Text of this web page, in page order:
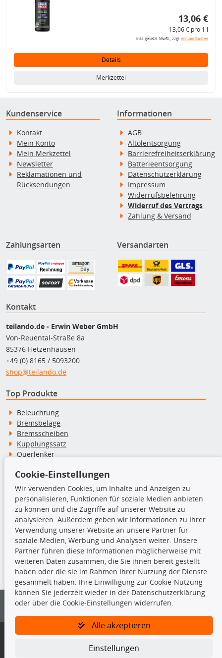
13,06 €
13,06 € pro 1 l
inkl. gesetzl. MwSt., zzgl.Versandkosten
Details
Merkzettel
Kundenservice
Kontakt
Mein Konto
Mein Merkzettel
Newsletter
Reklamationen und
Rücksendungen
Informationen
AGB
Altölentsorgung
Barrierefreiheitserklärung
Batterieentsorgung
Datenschutzerklärung
Impressum
Widerrufsbelehrung
Widerruf des Vertrags
Zahlung & Versand
Zahlungsarten Versandarten
Kontakt
teilando.de - Erwin Weber GmbH
Von-Reuental-Straße 8a
85376 Hetzenhausen
+49 (0) 8165 / 5093200
shop@teilando.de
Top Produkte
Beleuchtung
Bremsbeläge
Bremsscheiben
Kupplungssatz
Querlenker
Stoßdämpfer
TecDoc Inside
Die hier angezeigten Daten insbesondere die gesamte Datenbank dürfen
nicht kopiert werden.
Es ist zu unterlassen, die Daten oder die gesamte Datenbank ohne
vorherige Zustimmung von TecDoc zu vervielfältigen, zu verbreiten
und/oder diese Handlungen durch Dritte ausführen zu lassen. Ein
Bitte prüfen Sie, ob das über unseren Onlineshop identifizierte Ersatzteil
Gegebenenfalls sind ergänzende Informationen notwendig, um
Cookie-Einstellungen
Wir verwenden Cookies, um Inhalte und Anzeigen zu
personalisieren, Funktionen für soziale Medien anbieten
zu können und die Zugriffe auf unserer Website zu
analysieren. Außerdem geben wir Informationen zu Ihrer
Verwendung unserer Website an unsere Partner für
soziale Medien, Werbung und Analysen weiter. Unsere
Partner führen diese Informationen möglicherweise mit
weiteren Daten zusammen, die Sie ihnen bereit gestellt
haben oder die sie im Rahmen Ihrer Nutzung der Dienste
gesammelt haben. Ihre Einwilligung zur Cookie-Nutzung
können Sie jederzeit wieder in der Datenschutzerklärung
oder über die Cookie-Einstellungen widerrufen.
Alle akzeptieren
Einstellungen